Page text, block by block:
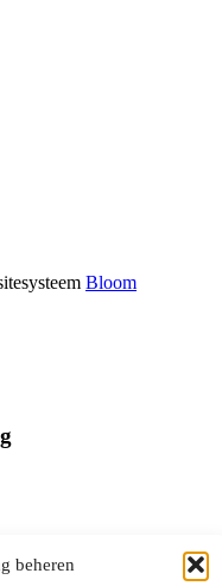
beheren
Bloom
Waar kan ik je mee